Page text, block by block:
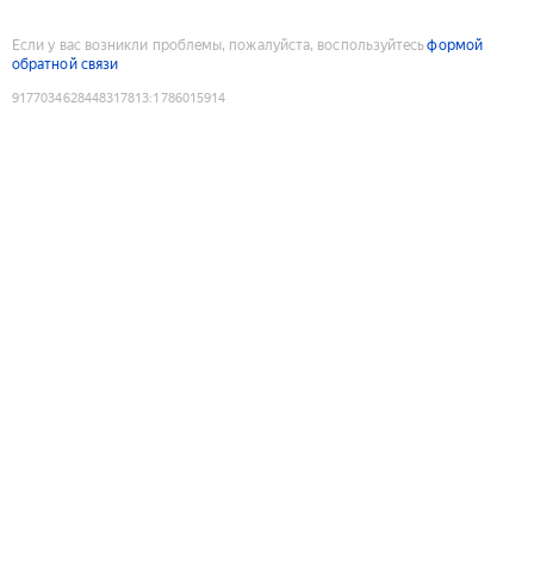
Если у вас возникли проблемы, пожалуйста, воспользуйтесьформой
обратной связи
9177034628448317813:1786015914